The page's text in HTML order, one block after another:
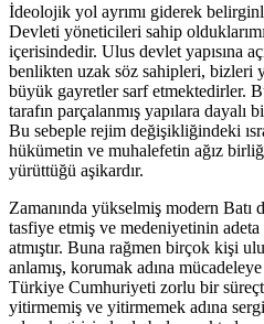
İdeolojik yol ayrımı giderek
Devleti yöneticileri sahip
içerisindedir. Ulus devlet yapısına
benlikten uzak söz sahipleri, bizleri
büyük gayretler sarf etmektedirler.
tarafın parçalanmış yapılara dayalı
Bu sebeple rejim değişikliğindeki
hükümetin ve muhalefetin ağız
yürüttüğü aşikardır.
Zamanında yükselmiş modern
tasfiye etmiş ve medeniyetinin
atmıştır. Buna rağmen birçok kişi
anlamış, korumak adına
Türkiye Cumhuriyeti zorlu bir
yitirmemiş ve yitirmemek adına